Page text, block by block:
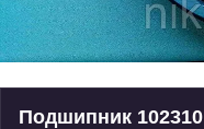
Подшипник 102310